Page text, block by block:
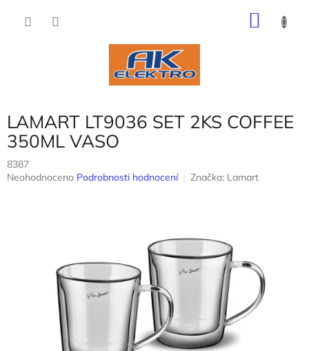
LAMART LT9036 SET 2KS COFFEE
350ML VASO
8387
Průměrné
Neohodnoceno Podrobnosti hodnocení Značka: Lamart